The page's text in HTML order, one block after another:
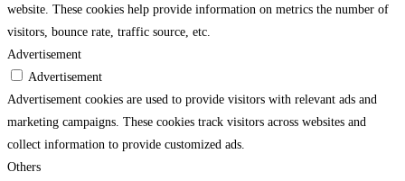
website. These cookies help provide information on metrics the number of
visitors, bounce rate, traffic source, etc.
Advertisement
Advertisement
Advertisement cookies are used to provide visitors with relevant ads and
marketing campaigns. These cookies track visitors across websites and
collect information to provide customized ads.
Others